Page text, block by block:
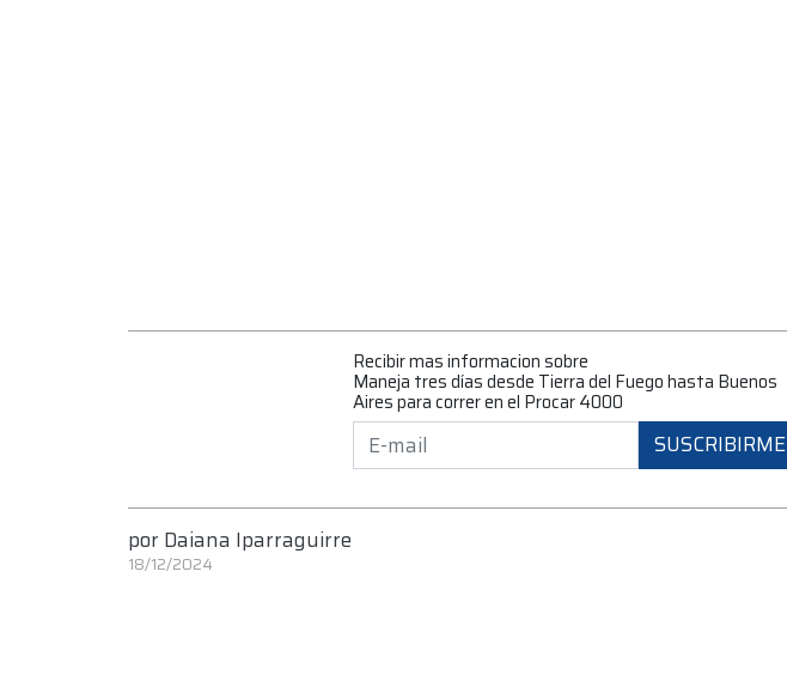
Recibir mas informacion sobre
Maneja tres días desde Tierra del Fuego hasta Buenos
Aires para correr en el Procar 4000
SUSCRIBIRME
por Daiana Iparraguirre
18/12/2024